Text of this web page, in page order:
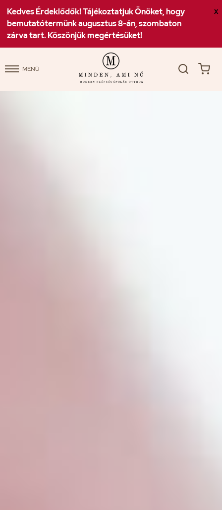
Kedves Érdeklődők! Tájékoztatjuk Önöket, hogy
bemutatótermünk augusztus 8-án, szombaton
zárva tart. Köszönjük megértésüket!
X
MENÜ